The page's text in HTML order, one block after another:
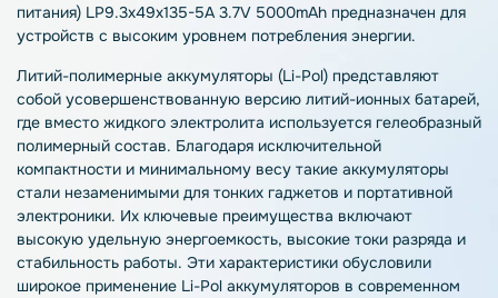
питания) LP9.3x49x135-5A 3.7V 5000mAh предназначен для
устройств с высоким уровнем потребления энергии.
Литий-полимерные аккумуляторы (Li-Pol) представляют
собой усовершенствованную версию литий-ионных батарей,
где вместо жидкого электролита используется гелеобразный
полимерный состав. Благодаря исключительной
компактности и минимальному весу такие аккумуляторы
стали незаменимыми для тонких гаджетов и портативной
электроники. Их ключевые преимущества включают
высокую удельную энергоемкость, высокие токи разряда и
стабильность работы. Эти характеристики обусловили
широкое применение Li-Pol аккумуляторов в современном